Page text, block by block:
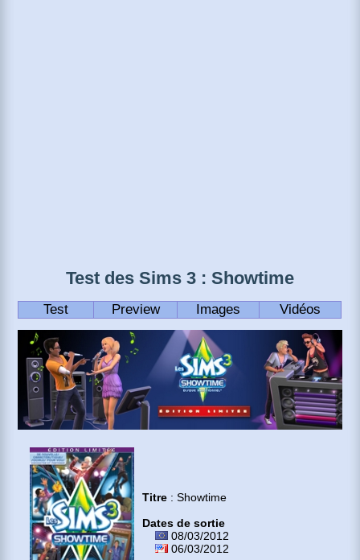
Test des Sims 3 : Showtime
Test Preview Images Vidéos
Titre : Showtime
Dates de sortie
08/03/2012
06/03/2012